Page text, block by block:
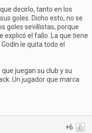
decirlo, tanto en los
goles. Dicho esto, no se
goles sevillistas, porque
explicó el fallo. La que tiene
le quita todo el
juegan su club y su
Un jugador que marca
+6